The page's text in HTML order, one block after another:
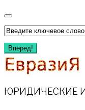
Перейти
к
содержимому
Искать:
Вперед!
ЮРИДИЧЕСКИЕ